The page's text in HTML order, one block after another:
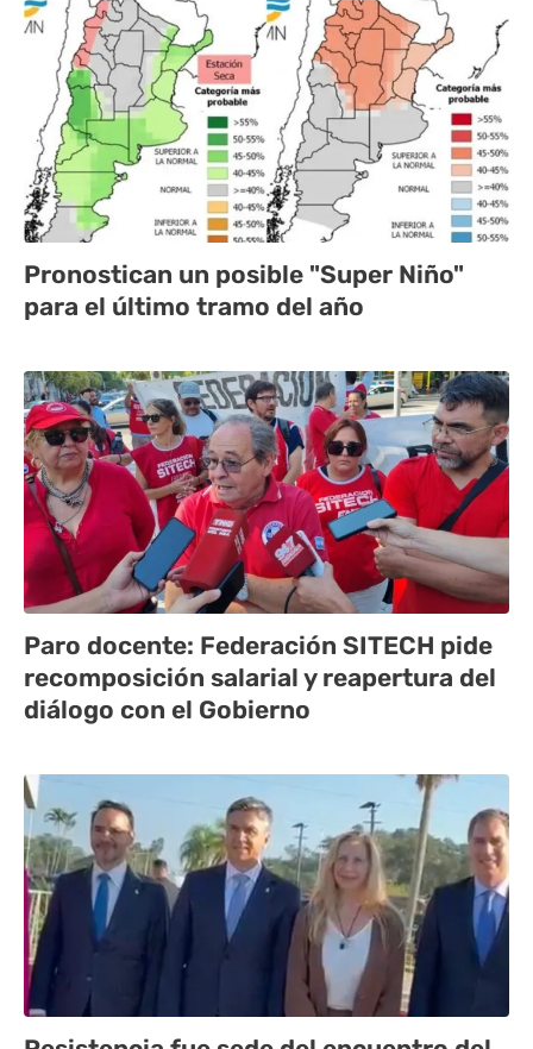
Pronostican un posible "Super Niño"
para el último tramo del año
Paro docente: Federación SITECH pide
recomposición salarial y reapertura del
diálogo con el Gobierno